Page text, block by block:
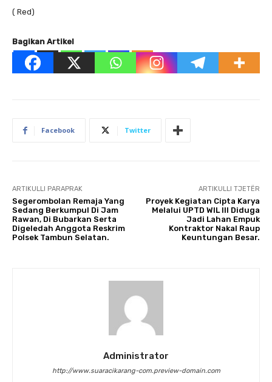
( Red)
Bagikan Artikel
Facebook Twitter
ARTIKULLI PARAPRAK
Segerombolan Remaja Yang
Sedang Berkumpul Di Jam
Rawan, Di Bubarkan Serta
Digeledah Anggota Reskrim
Polsek Tambun Selatan.
ARTIKULLI TJETËR
Proyek Kegiatan Cipta Karya
Melalui UPTD WIL III Diduga
Jadi Lahan Empuk
Kontraktor Nakal Raup
Keuntungan Besar.
Administrator
http://www.suaracikarang-com.preview-domain.com